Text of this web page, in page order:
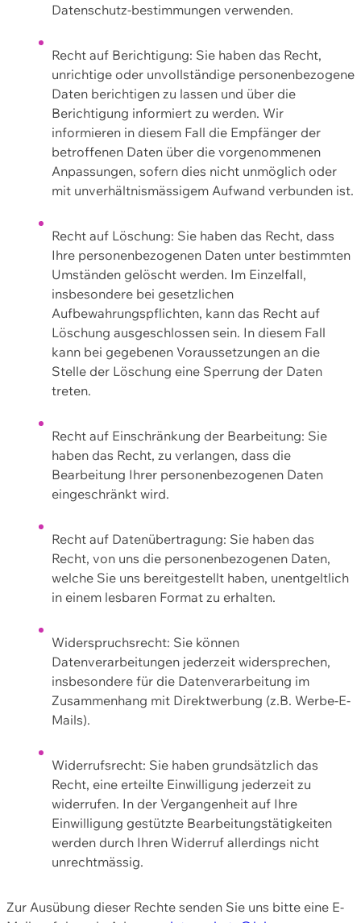
Datenschutz-bestimmungen verwenden.
Recht auf Berichtigung: Sie haben das Recht,
unrichtige oder unvollständige personenbezogene
Daten berichtigen zu lassen und über die
Berichtigung informiert zu werden. Wir
informieren in diesem Fall die Empfänger der
betroffenen Daten über die vorgenommenen
Anpassungen, sofern dies nicht unmöglich oder
mit unverhältnismässigem Aufwand verbunden ist.
Recht auf Löschung: Sie haben das Recht, dass
Ihre personenbezogenen Daten unter bestimmten
Umständen gelöscht werden. Im Einzelfall,
insbesondere bei gesetzlichen
Aufbewahrungspflichten, kann das Recht auf
Löschung ausgeschlossen sein. In diesem Fall
kann bei gegebenen Voraussetzungen an die
Stelle der Löschung eine Sperrung der Daten
treten.
Recht auf Einschränkung der Bearbeitung: Sie
haben das Recht, zu verlangen, dass die
Bearbeitung Ihrer personenbezogenen Daten
eingeschränkt wird.
Recht auf Datenübertragung: Sie haben das
Recht, von uns die personenbezogenen Daten,
welche Sie uns bereitgestellt haben, unentgeltlich
in einem lesbaren Format zu erhalten.
Widerspruchsrecht: Sie können
Datenverarbeitungen jederzeit widersprechen,
insbesondere für die Datenverarbeitung im
Zusammenhang mit Direktwerbung (z.B. Werbe-E-
Mails).
Widerrufsrecht: Sie haben grundsätzlich das
Recht, eine erteilte Einwilligung jederzeit zu
widerrufen. In der Vergangenheit auf Ihre
Einwilligung gestützte Bearbeitungstätigkeiten
werden durch Ihren Widerruf allerdings nicht
unrechtmässig.
Zur Ausübung dieser Rechte senden Sie uns bitte eine E-